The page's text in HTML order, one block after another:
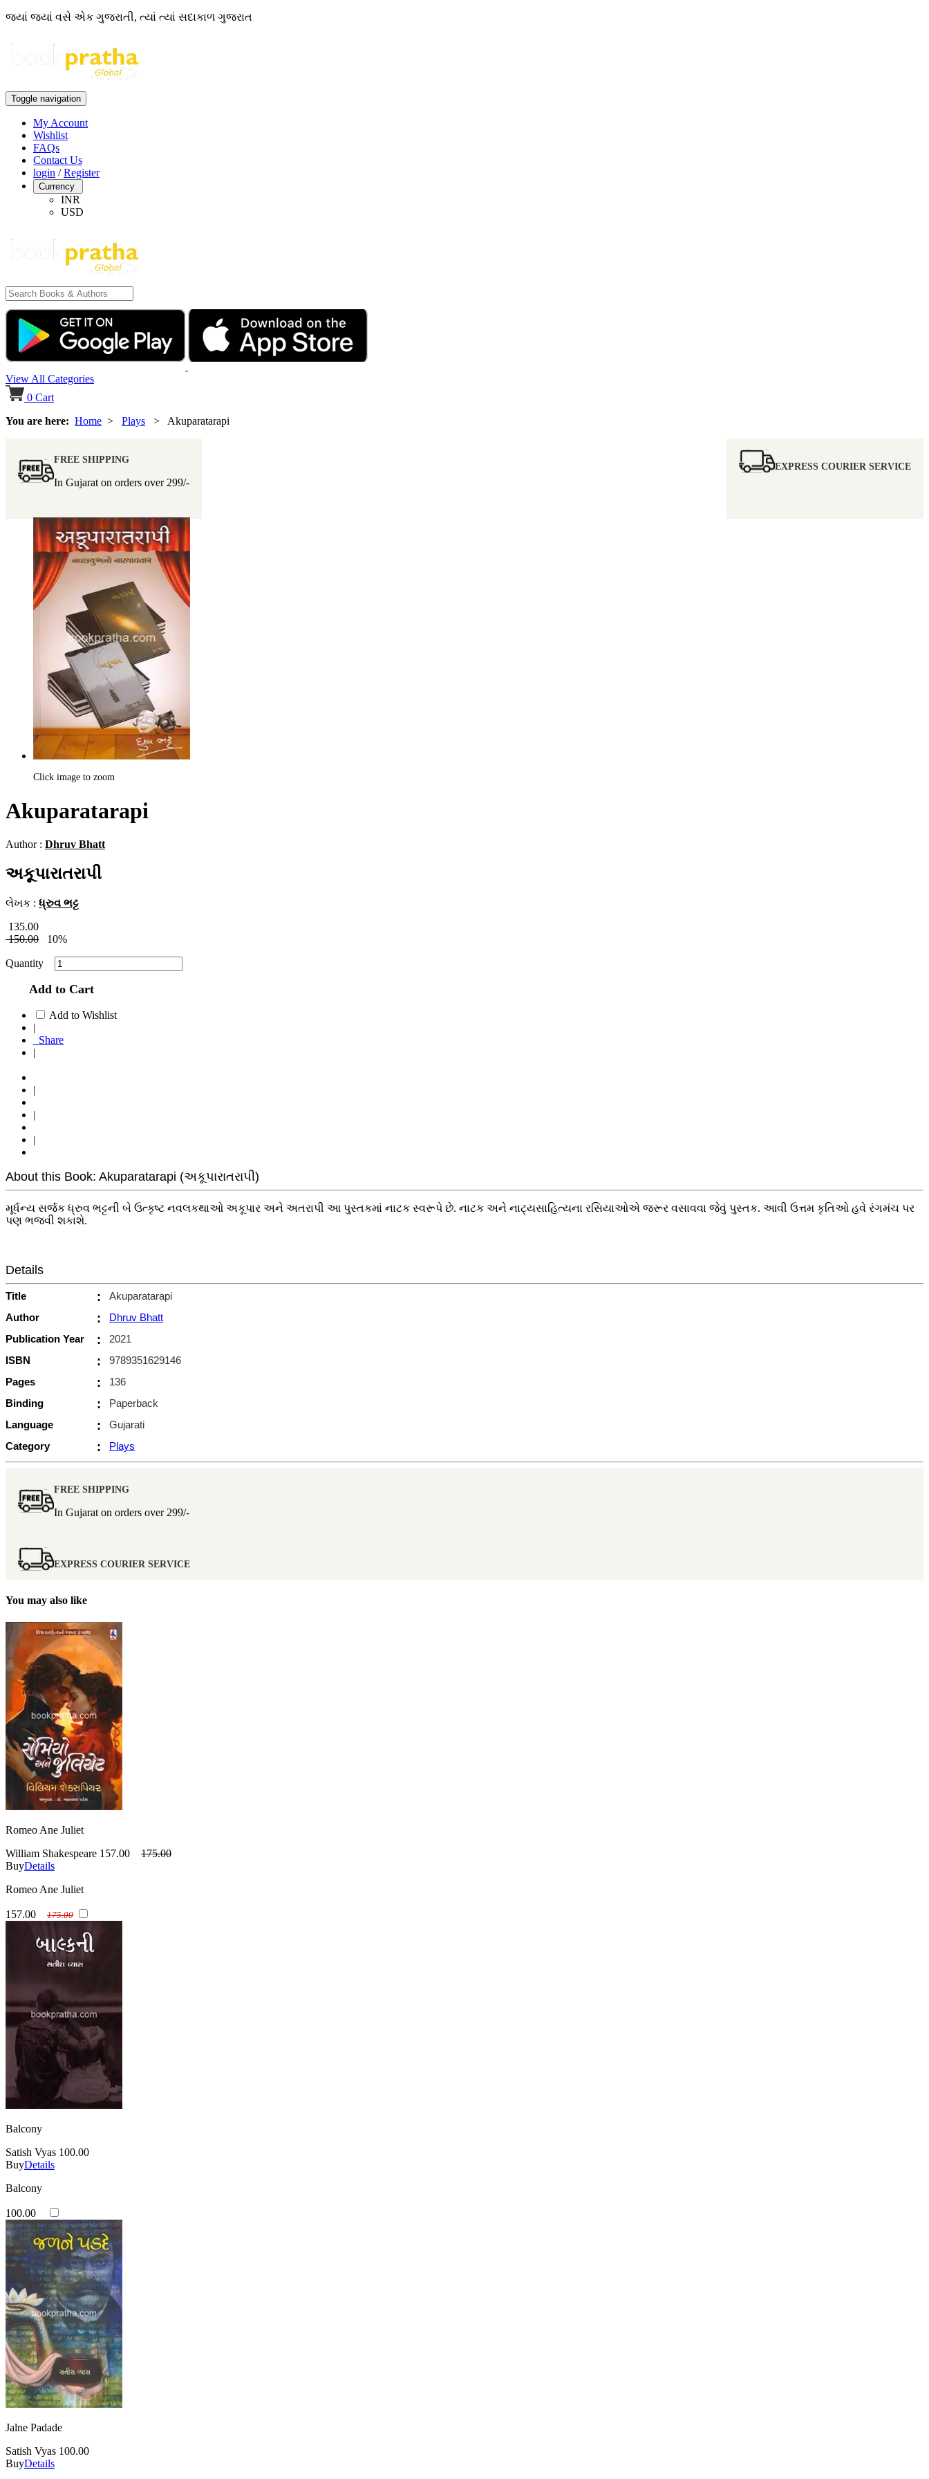
જ્યાં જ્યાં વસે એક ગુજરાતી, ત્યાં ત્યાં સદાકાળ ગુજરાત
Toggle navigation
My Account
Wishlist
FAQs
Contact Us
login /Register
Currency
INR
USD
View All Categories
0 Cart
You are here: Home > Plays > Akuparatarapi
FREE SHIPPING
In Gujarat on orders over 299/-
EXPRESS COURIER SERVICE
Click image to zoom
Akuparatarapi
Author : Dhruv Bhatt
અકૂપારાતરાપી
લેખક : ધ્રુવ ભટ્ટ
135.00
150.00
10%
Quantity
Add to Cart
Add to Wishlist
|
Share
|
|
|
|
About this Book: Akuparatarapi (અકૂપારાતરાપી)
મૂર્ધન્ય સર્જક ધ્રુવ ભટ્ટની બે ઉત્કૃષ્ટ નવલકથાઓ અકૂપાર અને અતરાપી આ પુસ્તકમાં નાટક સ્વરૂપે છે. નાટક અને નાટ્યસાહિત્યના રસિયાઓએ જરૂર વસાવવા જેવું પુસ્તક. આવી ઉત્તમ કૃતિઓ હવે રંગમંચ પર
પણ ભજવી શકાશે.
Details
Title :
Akuparatarapi
Author
:
Dhruv Bhatt
Publication Year
:
2021
ISBN
:
9789351629146
Pages
:
136
Binding
:
Paperback
Language
:
Gujarati
Category
: Plays
FREE SHIPPING
In Gujarat on orders over 299/-
EXPRESS COURIER SERVICE
You may also like
Romeo Ane Juliet
William Shakespeare 157.00
175.00
BuyDetails
Romeo Ane Juliet
157.00 175.00
Balcony
Satish Vyas 100.00
BuyDetails
Balcony
100.00
Jalne Padade
Satish Vyas 100.00
BuyDetails